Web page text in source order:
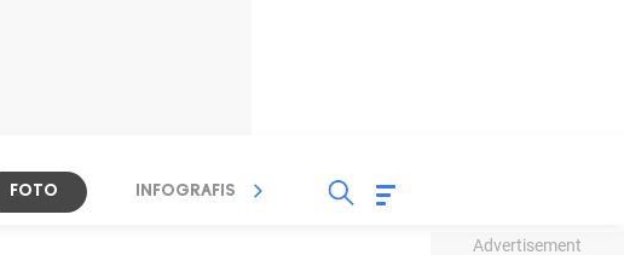
Advertisement
FOTO INFOGRAFIS TV STREAMING